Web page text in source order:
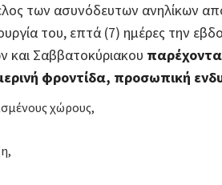
των ασυνόδευτων ανηλίκων
του, επτά (7) ημέρες την
και Σαββατοκύριακου
φροντίδα, προσωπική
χώρους,